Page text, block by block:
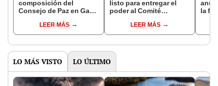
composición del
Consejo de Paz en Gaza
LEER MÁS
listo para entregar el
poder al Comité
Administración de Gaza,
según EFE
LEER MÁS
la
LO MÁS VISTO LO ÚLTIMO